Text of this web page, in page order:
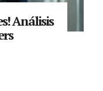
Análisis